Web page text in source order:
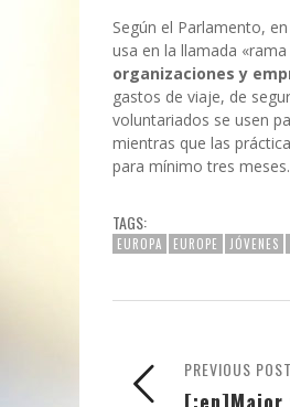
Según el Parlamento,
usa en la llamada
organizaciones y
gastos de viaje, de
voluntariados se usen
mientras que las
para mínimo tres meses.
TAGS:
EUROPA EUROPE JÓVENES
PREVIOUS POST